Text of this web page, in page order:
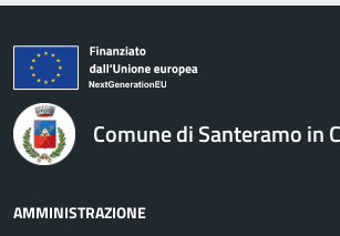
logo Unione Europea
Comune di Santeramo in
AMMINISTRAZIONE